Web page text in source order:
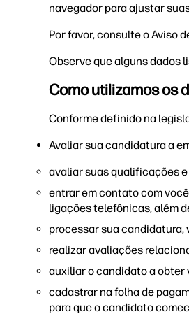
navegador para ajustar
Por favor, consulte o Aviso
Observe que alguns dados
Como utilizamos os
Conforme definido na
Avaliar sua candidatura a
avaliar suas qualificações
entrar em contato com
ligações telefônicas, além
processar sua
realizar avaliações
auxiliar o candidato a obter
cadastrar na folha de
para que o candidato